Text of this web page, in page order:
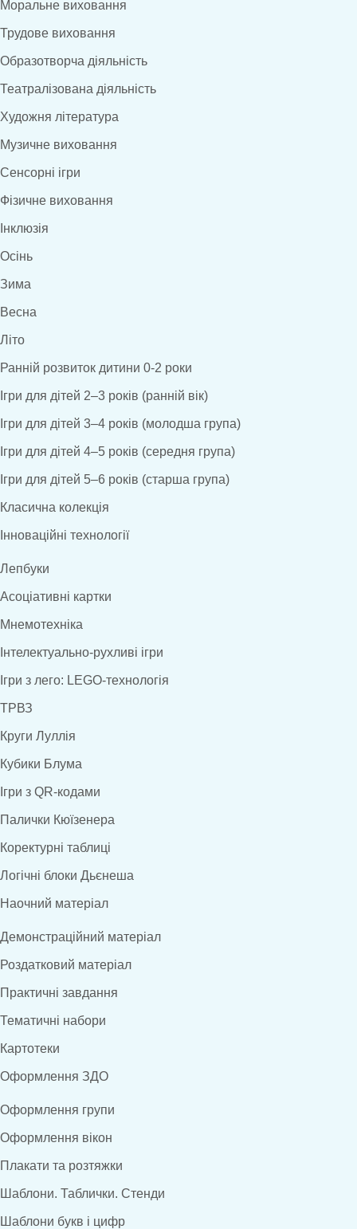
Моральне виховання
Трудове виховання
Образотворча діяльність
Театралізована діяльність
Художня література
Музичне виховання
Сенсорні ігри
Фізичне виховання
Інклюзія
Осінь
Зима
Весна
Літо
Ранній розвиток дитини 0-2 роки
Ігри для дітей 2–3 років (ранній вік)
Ігри для дітей 3–4 років (молодша група)
Ігри для дітей 4–5 років (середня група)
Ігри для дітей 5–6 років (старша група)
Класична колекція
Інноваційні технології
Лепбуки
Асоціативні картки
Мнемотехніка
Інтелектуально-рухливі ігри
Ігри з лего: LEGO-технологія
ТРВЗ
Круги Луллія
Кубики Блума
Ігри з QR-кодами
Палички Кюїзенера
Коректурні таблиці
Логічні блоки Дьєнеша
Наочний матеріал
Демонстраційний матеріал
Роздатковий матеріал
Практичні завдання
Тематичні набори
Картотеки
Оформлення ЗДО
Оформлення групи
Оформлення вікон
Плакати та розтяжки
Шаблони. Таблички. Стенди
Шаблони букв і цифр